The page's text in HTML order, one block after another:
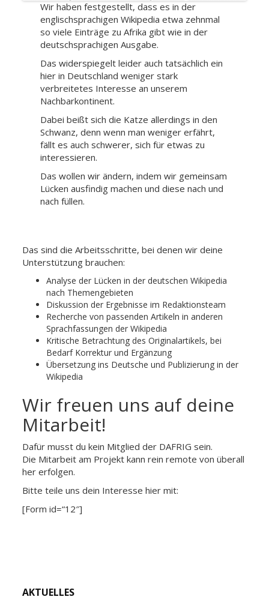
Wir haben festgestellt, dass es in der
englischsprachigen Wikipedia etwa zehnmal
so viele Einträge zu Afrika gibt wie in der
deutschsprachigen Ausgabe.
Das widerspiegelt leider auch tatsächlich ein
hier in Deutschland weniger stark
verbreitetes Interesse an unserem
Nachbarkontinent.
Dabei beißt sich die Katze allerdings in den
Schwanz, denn wenn man weniger erfährt,
fällt es auch schwerer, sich für etwas zu
interessieren.
Das wollen wir ändern, indem wir gemeinsam
Lücken ausfindig machen und diese nach und
nach füllen.
Das sind die Arbeitsschritte, bei denen wir deine
Unterstützung brauchen:
Analyse der Lücken in der deutschen Wikipedia
nach Themengebieten
Diskussion der Ergebnisse im Redaktionsteam
Recherche von passenden Artikeln in anderen
Sprachfassungen der Wikipedia
Kritische Betrachtung des Originalartikels, bei
Bedarf Korrektur und Ergänzung
Übersetzung ins Deutsche und Publizierung in der
Wikipedia
Wir freuen uns auf deine
Mitarbeit!
Dafür musst du kein Mitglied der DAFRIG sein.
Die Mitarbeit am Projekt kann rein remote von überall
her erfolgen.
Bitte teile uns dein Interesse hier mit:
[Form id=“12″]
AKTUELLES